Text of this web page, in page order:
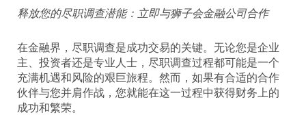
释放您的尽职调查潜能：立即与狮子会金融公司合作
在金融界，尽职调查是成功交易的关键。无论您是企业
主、投资者还是专业人士，尽职调查过程都可能是一个
充满机遇和风险的艰巨旅程。然而，如果有合适的合作
伙伴与您并肩作战，您就能在这一过程中获得财务上的
成功和繁荣。